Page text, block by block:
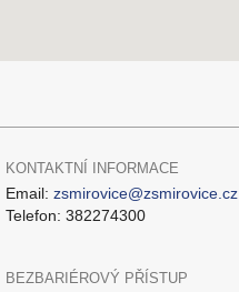
KONTAKTNÍ INFORMACE
Email: zsmirovice@zsmirovice.cz
Telefon: 382274300
BEZBARIÉROVÝ PŘÍSTUP